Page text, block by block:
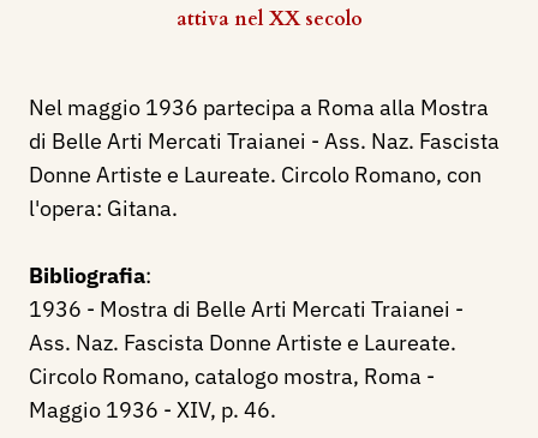
attiva nel XX secolo
Nel maggio 1936 partecipa a Roma alla Mostra
di Belle Arti Mercati Traianei - Ass. Naz. Fascista
Donne Artiste e Laureate. Circolo Romano, con
l'opera: Gitana.
Bibliografia:
1936 - Mostra di Belle Arti Mercati Traianei -
Ass. Naz. Fascista Donne Artiste e Laureate.
Circolo Romano, catalogo mostra, Roma -
Maggio 1936 - XIV, p. 46.